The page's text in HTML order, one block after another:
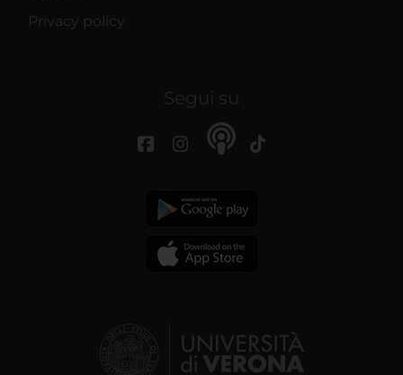
Privacy policy
Segui su